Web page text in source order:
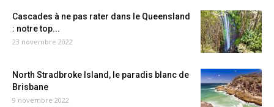
Cascades à ne pas rater dans le Queensland
: notre top...
23 novembre 2022
North Stradbroke Island, le paradis blanc de
Brisbane
9 novembre 2022